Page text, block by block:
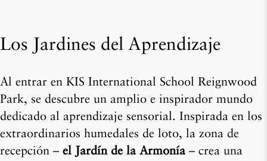
Los Jardines del Aprendizaje
Al entrar en KIS International School Reignwood
Park, se descubre un amplio e inspirador mundo
dedicado al aprendizaje sensorial. Inspirada en los
extraordinarios humedales de loto, la zona de
recepción – el Jardín de la Armonía – crea una